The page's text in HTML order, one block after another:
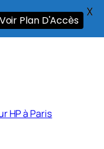
HP à Paris
Voir Plan D'Accès
X